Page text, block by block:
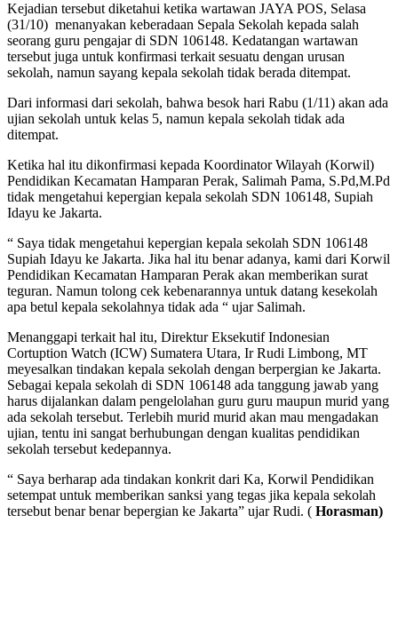
Kejadian tersebut diketahui ketika wartawan JAYA POS, Selasa
(31/10) menanyakan keberadaan Sepala Sekolah kepada salah
seorang guru pengajar di SDN 106148. Kedatangan wartawan
tersebut juga untuk konfirmasi terkait sesuatu dengan urusan
sekolah, namun sayang kepala sekolah tidak berada ditempat.
Dari informasi dari sekolah, bahwa besok hari Rabu (1/11) akan ada
ujian sekolah untuk kelas 5, namun kepala sekolah tidak ada
ditempat.
Ketika hal itu dikonfirmasi kepada Koordinator Wilayah (Korwil)
Pendidikan Kecamatan Hamparan Perak, Salimah Pama, S.Pd,M.Pd
tidak mengetahui kepergian kepala sekolah SDN 106148, Supiah
Idayu ke Jakarta.
“ Saya tidak mengetahui kepergian kepala sekolah SDN 106148
Supiah Idayu ke Jakarta. Jika hal itu benar adanya, kami dari Korwil
Pendidikan Kecamatan Hamparan Perak akan memberikan surat
teguran. Namun tolong cek kebenarannya untuk datang kesekolah
apa betul kepala sekolahnya tidak ada “ ujar Salimah.
Menanggapi terkait hal itu, Direktur Eksekutif Indonesian
Cortuption Watch (ICW) Sumatera Utara, Ir Rudi Limbong, MT
meyesalkan tindakan kepala sekolah dengan berpergian ke Jakarta.
Sebagai kepala sekolah di SDN 106148 ada tanggung jawab yang
harus dijalankan dalam pengelolahan guru guru maupun murid yang
ada sekolah tersebut. Terlebih murid murid akan mau mengadakan
ujian, tentu ini sangat berhubungan dengan kualitas pendidikan
sekolah tersebut kedepannya.
“ Saya berharap ada tindakan konkrit dari Ka, Korwil Pendidikan
setempat untuk memberikan sanksi yang tegas jika kepala sekolah
tersebut benar benar bepergian ke Jakarta” ujar Rudi. ( Horasman)